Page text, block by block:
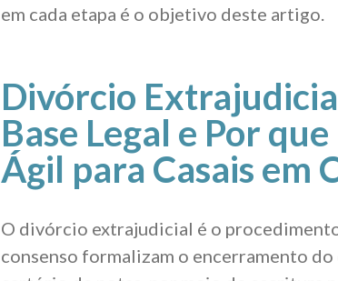
em cada etapa é o objetivo deste artigo.
Divórcio
Base Legal e Por
Ágil para Casais em
O divórcio extrajudicial é o
consenso formalizam o encerramento